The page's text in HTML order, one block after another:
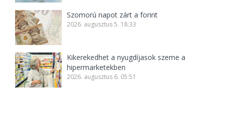
Szomorú napot zárt a forint
2026. augusztus 5. 18:33
Kikerekedhet a nyugdíjasok szeme a
hipermarketekben
2026. augusztus 6. 05:51